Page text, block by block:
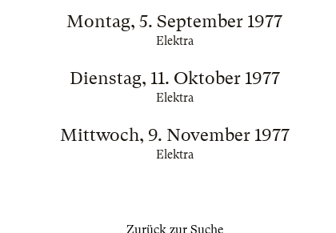
Montag, 5. September 1977
Elektra
Dienstag, 11. Oktober 1977
Elektra
Mittwoch, 9. November 1977
Elektra
Zurück zur Suche